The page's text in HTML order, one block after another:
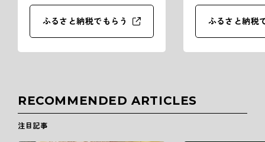
ふるさと納税でもらう ふるさと納税
RECOMMENDED ARTICLES
注目記事